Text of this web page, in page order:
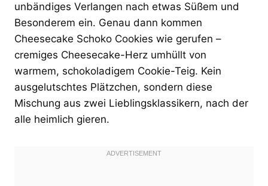
unbändiges Verlangen nach etwas Süßem und
Besonderem ein. Genau dann kommen
Cheesecake Schoko Cookies wie gerufen –
cremiges Cheesecake-Herz umhüllt von
warmem, schokoladigem Cookie-Teig. Kein
ausgelutschtes Plätzchen, sondern diese
Mischung aus zwei Lieblingsklassikern, nach der
alle heimlich gieren.